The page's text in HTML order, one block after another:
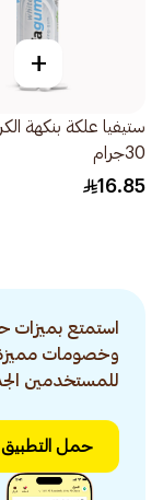
+
ستيفيا علكة بنكهة
30جرام
16.85
استمتع
وخصومات
للمستخدمين
حمل التطبيق